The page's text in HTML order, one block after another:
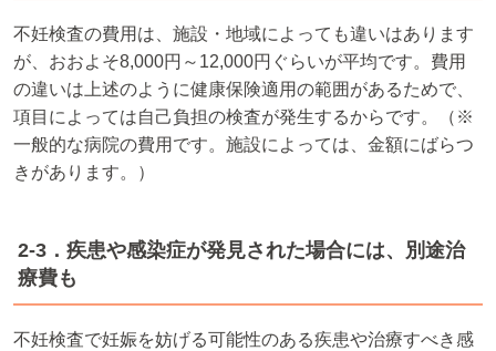
不妊検査の費用は、施設・地域によっても違いはあります
が、おおよそ8,000円～12,000円ぐらいが平均です。費用
の違いは上述のように健康保険適用の範囲があるためで、
項目によっては自己負担の検査が発生するからです。（※
一般的な病院の費用です。施設によっては、金額にばらつ
きがあります。）
2-3．疾患や感染症が発見された場合には、別途治
療費も
不妊検査で妊娠を妨げる可能性のある疾患や治療すべき感